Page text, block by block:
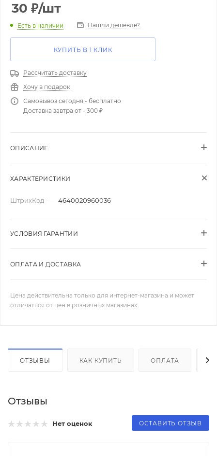
30 ₽/шт
Есть в наличии Нашли дешевле?
КУПИТЬ В 1 КЛИК
Рассчитать доставку
Хочу в подарок
Самовывоз сегодня - бесплатно
Доставка завтра от - 300 ₽
ОПИСАНИЕ
ХАРАКТЕРИСТИКИ
ШтрихКод — 4640020960036
УСЛОВИЯ ГАРАНТИИ
ОПЛАТА И ДОСТАВКА
Цена действительна только для интернет-магазина и может
отличаться от цен в розничных магазинах
ОТЗЫВЫ КАК КУПИТЬ ОПЛАТА
Отзывы
Нет оценок ОСТАВИТЬ ОТЗЫВ